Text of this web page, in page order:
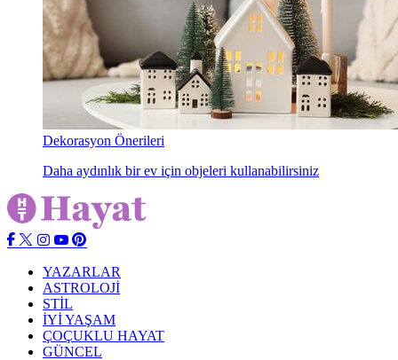
Dekorasyon Önerileri
Daha aydınlık bir ev için objeleri kullanabilirsiniz
YAZARLAR
ASTROLOJİ
STİL
İYİ YAŞAM
ÇOÇUKLU HAYAT
GÜNCEL